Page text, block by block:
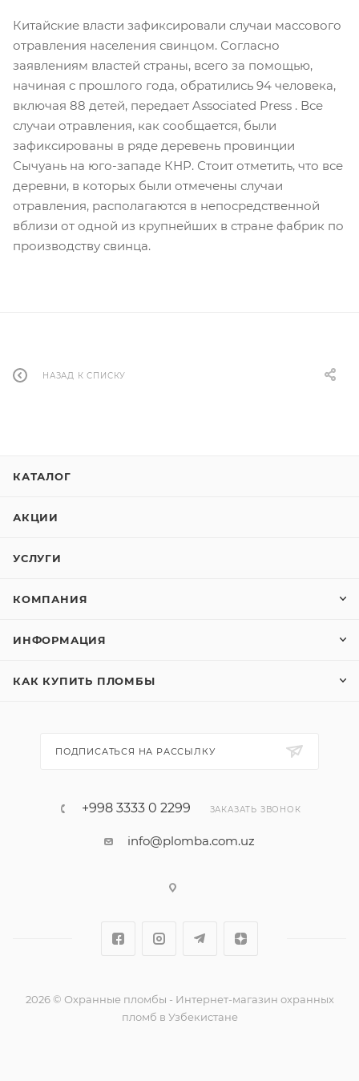
Китайские власти зафиксировали случаи массового
отравления населения свинцом. Согласно
заявлениям властей страны, всего за помощью,
начиная с прошлого года, обратились 94 человека,
включая 88 детей, передает Associated Press . Все
случаи отравления, как сообщается, были
зафиксированы в ряде деревень провинции
Сычуань на юго-западе КНР. Стоит отметить, что все
деревни, в которых были отмечены случаи
отравления, располагаются в непосредственной
вблизи от одной из крупнейших в стране фабрик по
производству свинца.
НАЗАД К СПИСКУ
КАТАЛОГ
АКЦИИ
УСЛУГИ
КОМПАНИЯ
ИНФОРМАЦИЯ
КАК КУПИТЬ ПЛОМБЫ
ПОДПИСАТЬСЯ НА РАССЫЛКУ
+998 3333 0 2299 ЗАКАЗАТЬ ЗВОНОК
info@plomba.com.uz
2026 © Охранные пломбы - Интернет-магазин охранных
пломб в Узбекистане